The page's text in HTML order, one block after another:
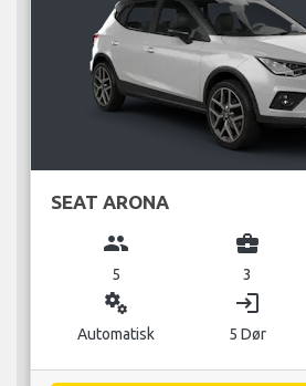
SEAT ARONA
group
5
business_center
3
miscellaneous_services
Automatisk
login
5 Dør